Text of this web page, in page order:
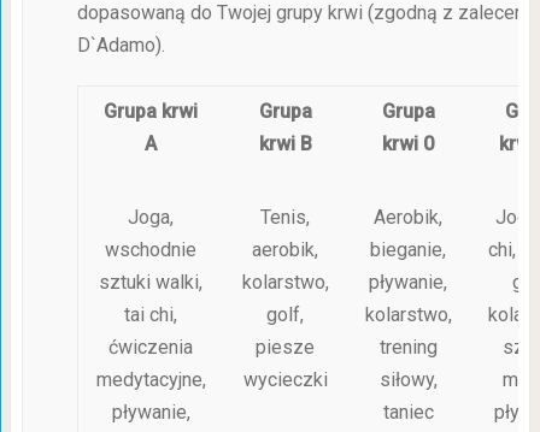
dopasowaną do Twojej grupy krwi (zgodną z
D`Adamo).
Grupa krwi
A
Grupa
krwi B
Grupa
krwi 0
krwi
Joga,
wschodnie
sztuki walki,
tai chi,
ćwiczenia
medytacyjne,
pływanie,
Tenis,
aerobik,
kolarstwo,
golf,
piesze
wycieczki
Aerobik,
bieganie,
pływanie,
kolarstwo,
trening
siłowy,
taniec
chi,